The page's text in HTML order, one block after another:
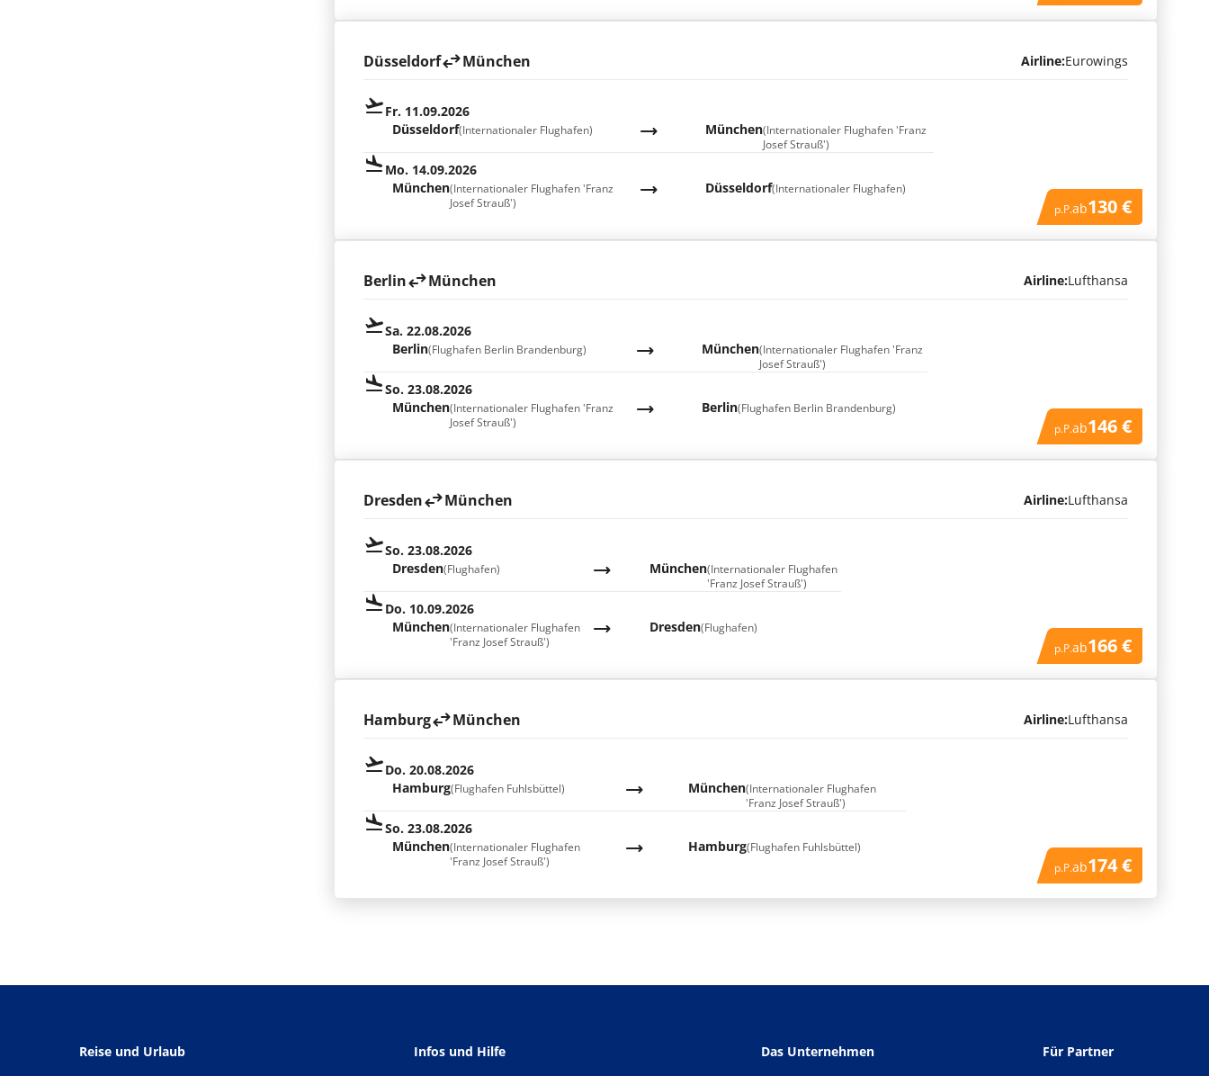
Düsseldorf München Airline:Eurowings
Fr. 11.09.2026
Düsseldorf(Internationaler Flughafen) München(Internationaler Flughafen 'Franz
Josef Strauß')
Mo. 14.09.2026
Düsseldorf(Internationaler Flughafen)
München(Internationaler Flughafen 'Franz
Josef Strauß')
p.P.ab130 €
Berlin München Airline:Lufthansa
Sa. 22.08.2026
Berlin(Flughafen Berlin Brandenburg) München(Internationaler Flughafen 'Franz
Josef Strauß')
So. 23.08.2026
Berlin(Flughafen Berlin Brandenburg)
München(Internationaler Flughafen 'Franz
Josef Strauß')
p.P.ab146 €
Dresden München Airline:Lufthansa
So. 23.08.2026
Dresden(Flughafen) München(Internationaler Flughafen
'Franz Josef Strauß')
Do. 10.09.2026
Dresden(Flughafen)
München(Internationaler Flughafen
'Franz Josef Strauß')
p.P.ab166 €
Hamburg München Airline:Lufthansa
Do. 20.08.2026
Hamburg(Flughafen Fuhlsbüttel) München(Internationaler Flughafen
'Franz Josef Strauß')
So. 23.08.2026
Hamburg(Flughafen Fuhlsbüttel)
München(Internationaler Flughafen
'Franz Josef Strauß')
p.P.ab174 €
Reise und Urlaub Infos und Hilfe Das Unternehmen Für Partner